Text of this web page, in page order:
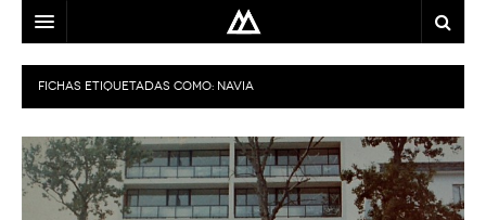
ARQUITECTO
LOCALIZACIÓN
MAPA
USO
FICHAS ETIQUETADAS COMO: NAVIA